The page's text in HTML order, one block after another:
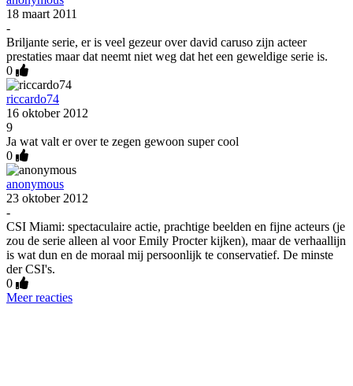
18 maart 2011
-
Briljante serie, er is veel gezeur over david caruso zijn acteer
prestaties maar dat neemt niet weg dat het een geweldige serie is.
0
riccardo74
16 oktober 2012
9
Ja wat valt er over te zegen gewoon super cool
0
anonymous
23 oktober 2012
-
CSI Miami: spectaculaire actie, prachtige beelden en fijne acteurs (je
zou de serie alleen al voor Emily Procter kijken), maar de verhaallijn
is wat dun en de moraal mij persoonlijk te conservatief. De minste
der CSI's.
0
Meer reacties